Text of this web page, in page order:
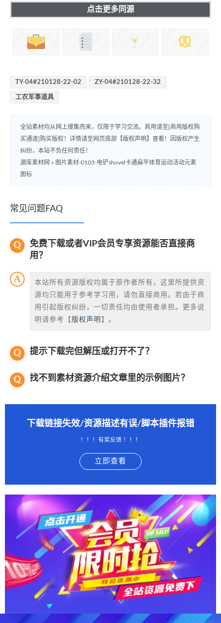
点击更多同源
TY-04#210128-22-02 ZY-04#210128-22-32
工农军事道具
全站素材均从网上搜集而来，仅限于学习交流。商用请至[商用版权购
买通道]购买版权！详情请至网页底部【版权声明】查看！因版权产生
纠纷，本站不负任何责任！
源库素材网 » 图片素材-0103-电铲shovel卡通扁平体育运动活动元素
图标
常见问题FAQ
免费下载或者VIP会员专享资源能否直接商
用？
本站所有资源版权均属于原作者所有，这里所提供资
源均只能用于参考学习用，请勿直接商用。若由于商
用引起版权纠纷，一切责任均由使用者承担。更多说
明请参考【 版权声明 】。
提示下载完但解压或打开不了？
找不到素材资源介绍文章里的示例图片？
下载链接失效/资源描述有误/脚本插件报错
！！！有奖反馈 ！！！
立即查看